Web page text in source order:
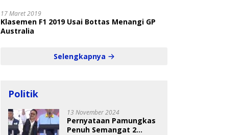
17 Maret 2019
Klasemen F1 2019 Usai Bottas Menangi GP
Australia
Selengkapnya
Politik
13 November 2024
Pernyataan Pamungkas
Penuh Semangat 2